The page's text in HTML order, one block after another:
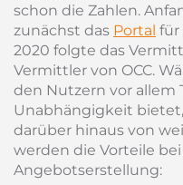
schon die Zahlen.
zunächst das Portal für
2020 folgte das
Vermittler von OCC.
den Nutzern vor allem
Unabhängigkeit
darüber hinaus von
werden die Vorteile
Angebotserstellung: